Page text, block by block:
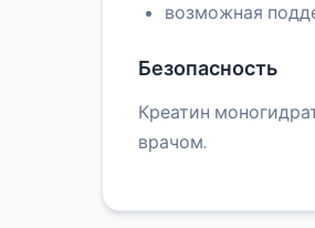
возможная
Безопасность
Креатин
врачом.